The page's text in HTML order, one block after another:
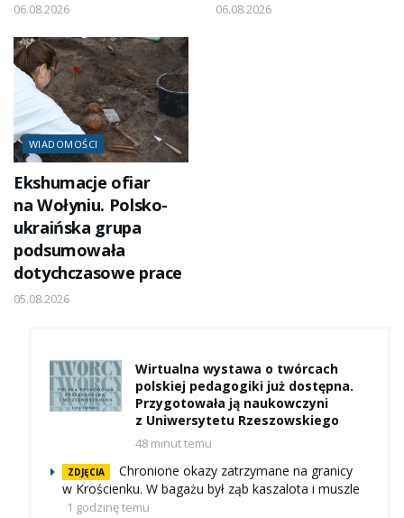
06.08.2026 06.08.2026
WIADOMOŚCI
Ekshumacje ofiar
na Wołyniu. Polsko-
ukraińska grupa
podsumowała
dotychczasowe prace
05.08.2026
Wirtualna wystawa o twórcach
polskiej pedagogiki już dostępna.
Przygotowała ją naukowczyni
z Uniwersytetu Rzeszowskiego
48 minut temu
ZDJĘCIA
Chronione okazy zatrzymane na granicy
w Krościenku. W bagażu był ząb kaszalota i muszle
1 godzinę temu